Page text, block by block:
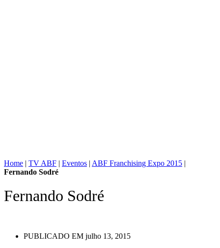
Home | TV ABF | Eventos | ABF Franchising Expo 2015 |
Fernando Sodré
Fernando Sodré
PUBLICADO EM julho 13, 2015